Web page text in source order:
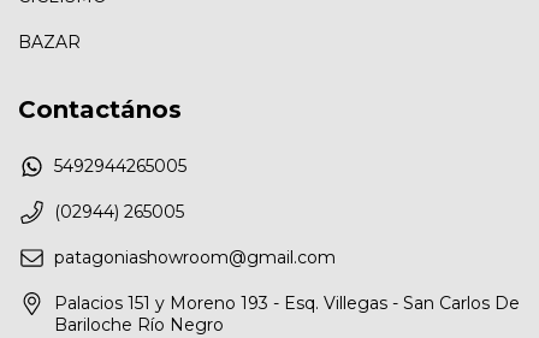
BAZAR
Contactános
5492944265005
(02944) 265005
patagoniashowroom@gmail.com
Palacios 151 y Moreno 193 - Esq. Villegas - San Carlos De
Bariloche Río Negro